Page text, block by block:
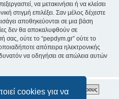
cookies για να
να μετακινήσει ή να κλείσει
στιγμή επιλέξει. Σαν μέλος δέχεστε
αποθηκεύονται σε μια βάση
δεν θα αποκαλυφθούν σε
σας, ούτε το “pepdym.gr” ούτε το
απόπειρα ηλεκτρονικής
να οδηγήσει σε απώλεια αυτών